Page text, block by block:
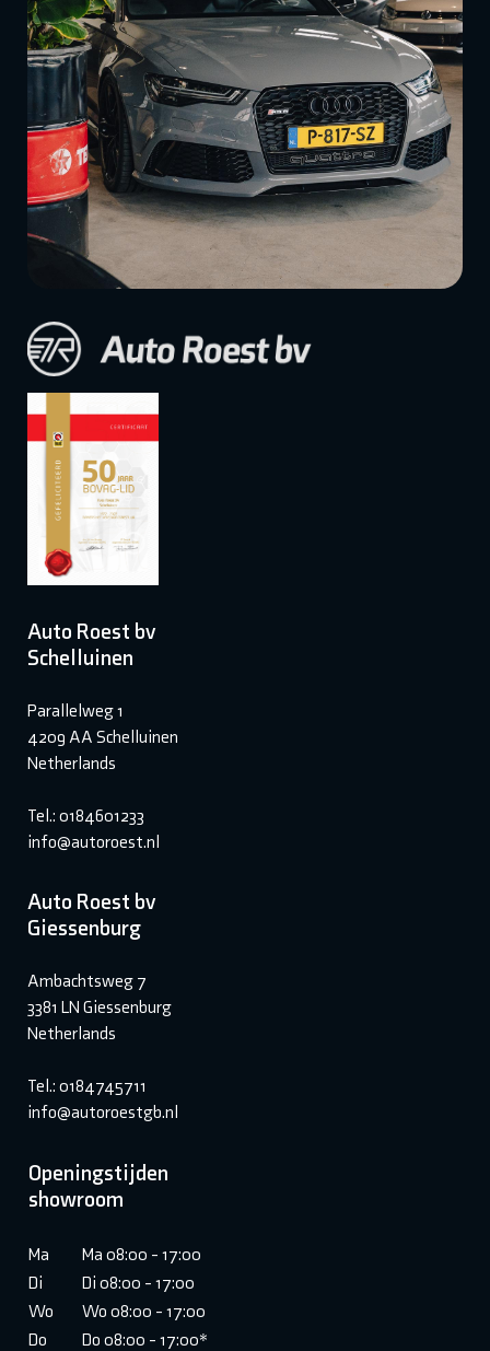
Auto Roest bv
Schelluinen
Parallelweg 1
4209 AA Schelluinen
Netherlands
Tel.: 0184601233
info@autoroest.nl
Auto Roest bv
Giessenburg
Ambachtsweg 7
3381 LN Giessenburg
Netherlands
Tel.: 0184745711
info@autoroestgb.nl
Openingstijden
showroom
Ma
Ma 08:00 - 17:00
Di
Di 08:00 - 17:00
Wo
Wo 08:00 - 17:00
Do
Do 08:00 - 17:00*